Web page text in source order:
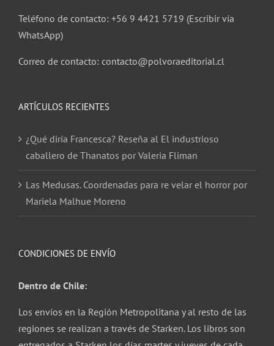
Teléfono de contacto: +56 9 4421 5719 (Escribir vía
WhatsApp)
Correo de contacto: contacto@polvoraeditorial.cl
ARTÍCULOS RECIENTES
¿Qué diría Francesca? Reseña al El industrioso
caballero de Thanatos por Valeria Fliman
Las Medusas. Coordenadas para re velar el horror por
Mariela Malhue Moreno
CONDICIONES DE ENVÍO
Dentro de Chile:
Los envíos en la Región Metropolitana y al resto de las
regiones se realizan a través de Starken. Los libros son